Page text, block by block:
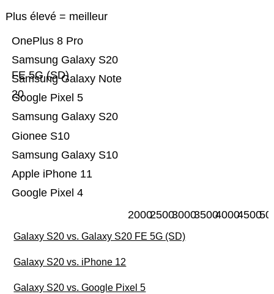
Plus élevé = meilleur
Google Pixel 4
Apple iPhone 11
Samsung Galaxy S10
Gionee S10
Samsung Galaxy S20
Google Pixel 5
Samsung Galaxy Note
20
Samsung Galaxy S20
FE 5G (SD)
OnePlus 8 Pro
200025003000350040004500
Galaxy S20 vs. Galaxy S20 FE 5G (SD)
Galaxy S20 vs. iPhone 12
Galaxy S20 vs. Google Pixel 5